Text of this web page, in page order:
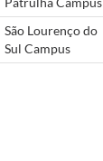
São Lourenço do
Sul Campus